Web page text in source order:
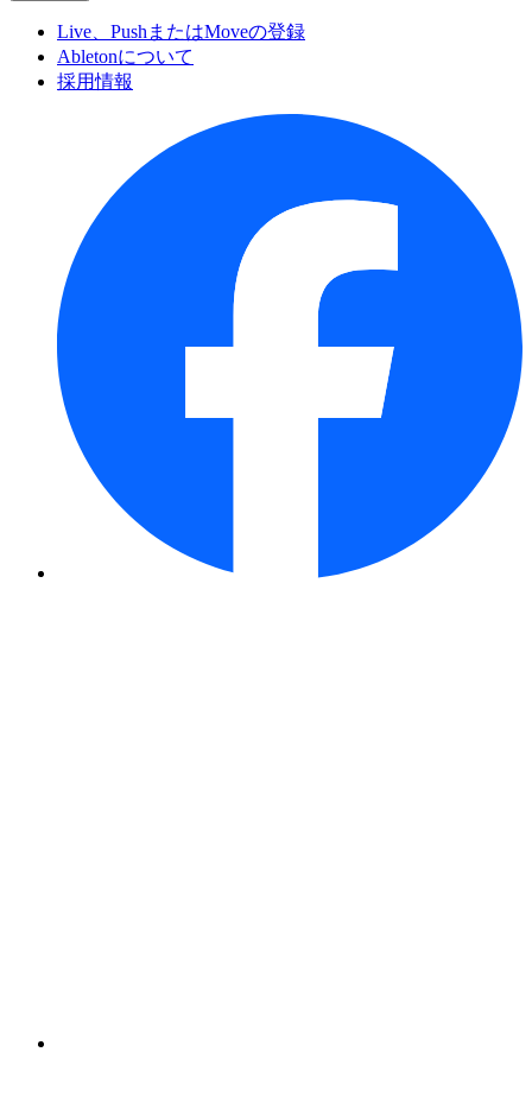
Live、PushまたはMoveの登録
Abletonについて
採用情報